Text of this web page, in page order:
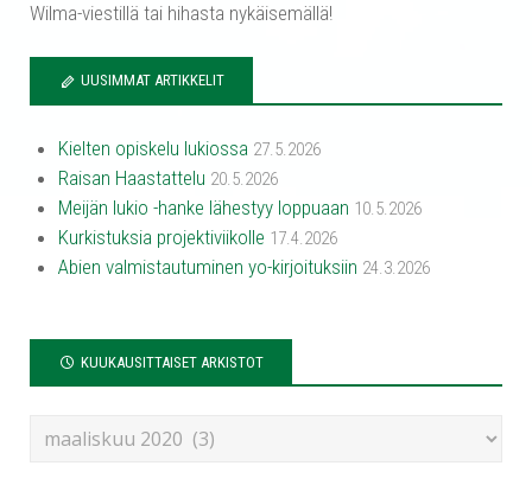
Wilma-viestillä tai hihasta nykäisemällä!
UUSIMMAT ARTIKKELIT
Kielten opiskelu lukiossa 27.5.2026
Raisan Haastattelu 20.5.2026
Meijän lukio -hanke lähestyy loppuaan 10.5.2026
Kurkistuksia projektiviikolle 17.4.2026
Abien valmistautuminen yo-kirjoituksiin 24.3.2026
KUUKAUSITTAISET ARKISTOT